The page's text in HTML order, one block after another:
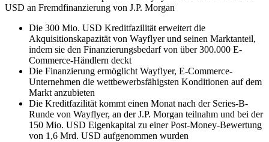
USD an Fremdfinanzierung von J.P. Morgan
Die 300 Mio. USD Kreditfazilität erweitert die
Akquisitionskapazität von Wayflyer und seinen Marktanteil,
indem sie den Finanzierungsbedarf von über 300.000 E-
Commerce-Händlern deckt
Die Finanzierung ermöglicht Wayflyer, E-Commerce-
Unternehmen die wettbewerbsfähigsten Konditionen auf dem
Markt anzubieten
Die Kreditfazilität kommt einen Monat nach der Series-B-
Runde von Wayflyer, an der J.P. Morgan teilnahm und bei der
150 Mio. USD Eigenkapital zu einer Post-Money-Bewertung
von 1,6 Mrd. USD aufgenommen wurden